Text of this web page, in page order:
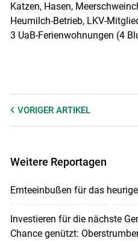
Katzen, Hasen,
Heumilch-Betrieb, LKV-
3 UaB-
VORIGER ARTIKEL
Weitere Reportagen
Ernteeinbußen für das
Investieren für die nächste
Chance genützt: